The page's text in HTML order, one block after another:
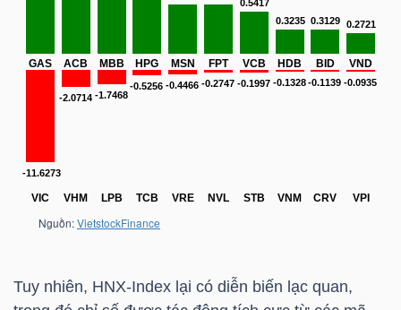
Tuy nhiên, HNX-Index lại có diễn biến lạc quan,
CHÍNH
NHÂN